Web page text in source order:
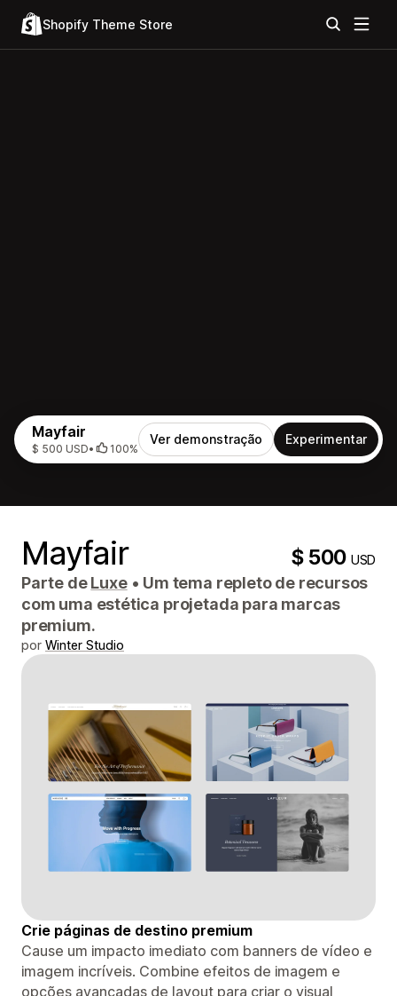
Shopify Theme Store
Mayfair
$ 500 USD• 100%
Ver demonstração Experimentar
Mayfair $ 500USD
Parte deLuxe • Um tema repleto de recursos
com uma estética projetada para marcas
premium.
por Winter Studio
Crie páginas de destino premium
Cause um impacto imediato com banners de vídeo e
imagem incríveis. Combine efeitos de imagem e
opções avançadas de layout para criar o visual